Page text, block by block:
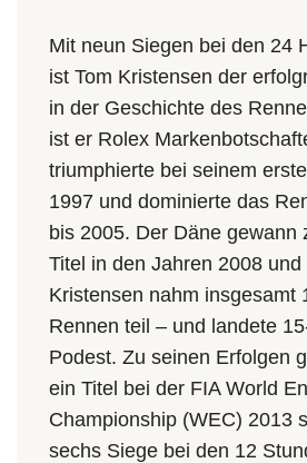
Mit neun Siegen bei den 24
ist Tom Kristensen der
in der Geschichte des
ist er Rolex
triumphierte bei seinem
1997 und dominierte das
bis 2005. Der Däne gewann
Titel in den Jahren 2008 und
Kristensen nahm insgesamt
Rennen teil – und landete
Podest. Zu seinen Erfolgen
ein Titel bei der FIA World
Championship (WEC) 2013
sechs Siege bei den 12